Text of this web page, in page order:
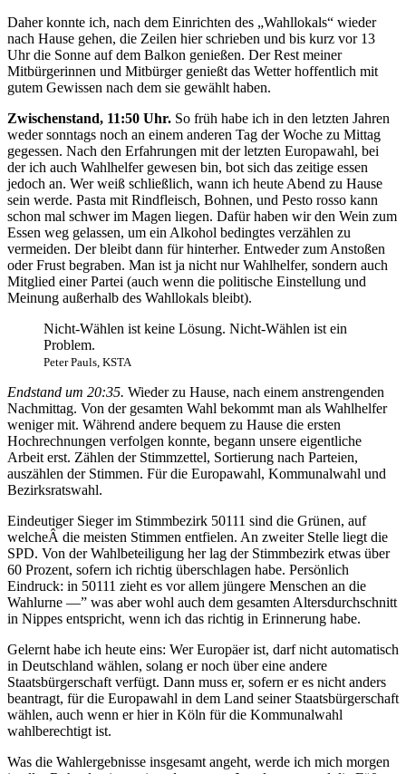
Daher konnte ich, nach dem Einrichten des „Wahllokals“ wieder
nach Hause gehen, die Zeilen hier schrieben und bis kurz vor 13
Uhr die Sonne auf dem Balkon genießen. Der Rest meiner
Mitbürgerinnen und Mitbürger genießt das Wetter hoffentlich mit
gutem Gewissen nach dem sie gewählt haben.
Zwischenstand, 11:50 Uhr. So früh habe ich in den letzten Jahren
weder sonntags noch an einem anderen Tag der Woche zu Mittag
gegessen. Nach den Erfahrungen mit der letzten Europawahl, bei
der ich auch Wahlhelfer gewesen bin, bot sich das zeitige essen
jedoch an. Wer weiß schließlich, wann ich heute Abend zu Hause
sein werde. Pasta mit Rindfleisch, Bohnen, und Pesto rosso kann
schon mal schwer im Magen liegen. Dafür haben wir den Wein zum
Essen weg gelassen, um ein Alkohol bedingtes verzählen zu
vermeiden. Der bleibt dann für hinterher. Entweder zum Anstoßen
oder Frust begraben. Man ist ja nicht nur Wahlhelfer, sondern auch
Mitglied einer Partei (auch wenn die politische Einstellung und
Meinung außerhalb des Wahllokals bleibt).
Nicht-Wählen ist keine Lösung. Nicht-Wählen ist ein
Problem.
Peter Pauls, KSTA
Endstand um 20:35. Wieder zu Hause, nach einem anstrengenden
Nachmittag. Von der gesamten Wahl bekommt man als Wahlhelfer
weniger mit. Während andere bequem zu Hause die ersten
Hochrechnungen verfolgen konnte, begann unsere eigentliche
Arbeit erst. Zählen der Stimmzettel, Sortierung nach Parteien,
auszählen der Stimmen. Für die Europawahl, Kommunalwahl und
Bezirksratswahl.
Eindeutiger Sieger im Stimmbezirk 50111 sind die Grünen, auf
welcheÂ die meisten Stimmen entfielen. An zweiter Stelle liegt die
SPD. Von der Wahlbeteiligung her lag der Stimmbezirk etwas über
60 Prozent, sofern ich richtig überschlagen habe. Persönlich
Eindruck: in 50111 zieht es vor allem jüngere Menschen an die
Wahlurne —” was aber wohl auch dem gesamten Altersdurchschnitt
in Nippes entspricht, wenn ich das richtig in Erinnerung habe.
Gelernt habe ich heute eins: Wer Europäer ist, darf nicht automatisch
in Deutschland wählen, solang er noch über eine andere
Staatsbürgerschaft verfügt. Dann muss er, sofern er es nicht anders
beantragt, für die Europawahl in dem Land seiner Staatsbürgerschaft
wählen, auch wenn er hier in Köln für die Kommunalwahl
wahlberechtigt ist.
Was die Wahlergebnisse insgesamt angeht, werde ich mich morgen